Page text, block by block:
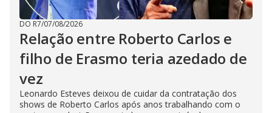
DO R7/07/08/2026
Relação entre Roberto Carlos e
filho de Erasmo teria azedado de
vez
Leonardo Esteves deixou de cuidar da contratação dos
shows de Roberto Carlos após anos trabalhando com o